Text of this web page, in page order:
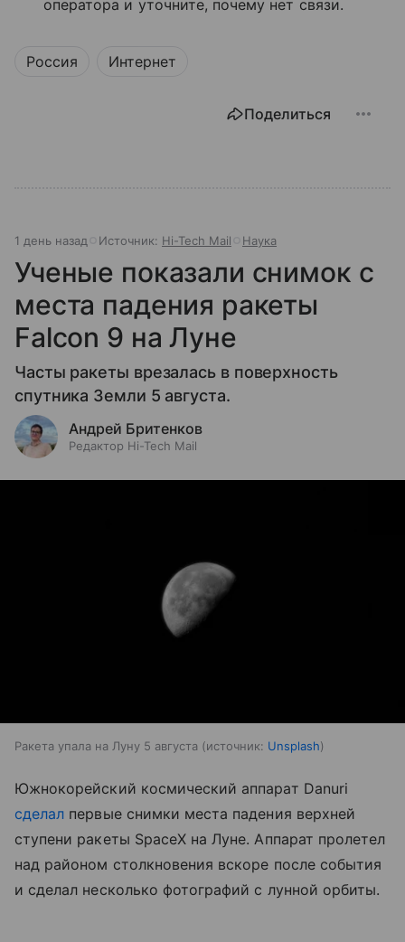
оператора и уточните, почему нет связи.
Россия Интернет
Поделиться
1 день назад Источник: Hi-Tech Mail Наука
Ученые показали снимок с
места падения ракеты
Falcon 9 на Луне
Часты ракеты врезалась в поверхность
спутника Земли 5 августа.
Андрей Бритенков
Редактор Hi-Tech Mail
Ракета упала на Луну 5 августа источник: Unsplash
Южнокорейский космический аппарат Danuri
сделал первые снимки места падения верхней
ступени ракеты SpaceX на Луне. Аппарат пролетел
над районом столкновения вскоре после события
и сделал несколько фотографий с лунной орбиты.